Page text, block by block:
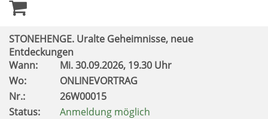
STONEHENGE. Uralte Geheimnisse, neue
Entdeckungen
Wann:
Mi.30.09.2026, 19.30 Uhr
Wo:
ONLINEVORTRAG
Nr.:
26W00015
Status:
Anmeldung möglich